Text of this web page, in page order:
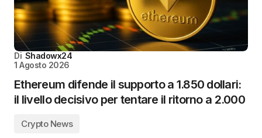
Di Shadowx24
1 Agosto 2026
Ethereum difende il supporto a 1.850 dollari:
il livello decisivo per tentare il ritorno a 2.000
Crypto News